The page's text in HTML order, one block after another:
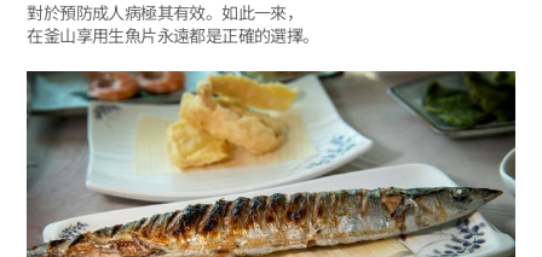
對於預防成人病極其有效。如此一來，
在釜山享用生魚片永遠都是正確的選擇。